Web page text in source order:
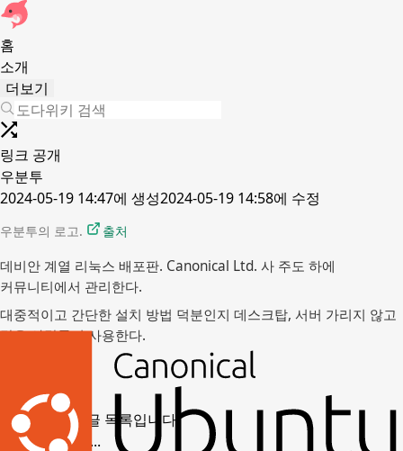
홈
소개
더보기
링크 공개
우분투
2024-05-19 14:47에 생성2024-05-19 14:58에 수정
우분투의 로고. 출처
데비안 계열 리눅스 배포판. Canonical Ltd. 사 주도 하에
커뮤니티에서 관리한다.
대중적이고 간단한 설치 방법 덕분인지 데스크탑, 서버 가리지 않고
많은 사람들이 사용한다.
ubuntu
하위 글 목록입니다.
로딩 중입니다...